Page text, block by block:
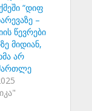
“დიფ
–
წევრები
მიდიან,
არ